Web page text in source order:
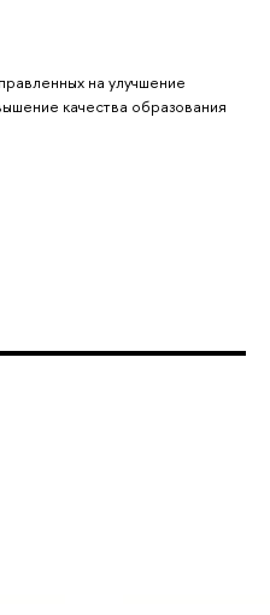
на улучшение
качества образования